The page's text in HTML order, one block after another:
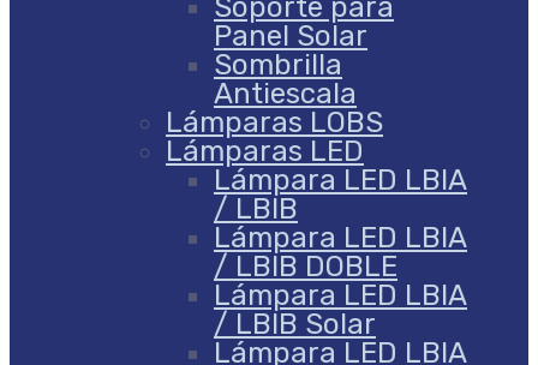
Soporte para
Panel Solar
Sombrilla
Antiescala
Lámparas LOBS
Lámparas LED
Lámpara LED LBIA
/ LBIB
Lámpara LED LBIA
/ LBIB DOBLE
Lámpara LED LBIA
/ LBIB Solar
Lámpara LED LBIA